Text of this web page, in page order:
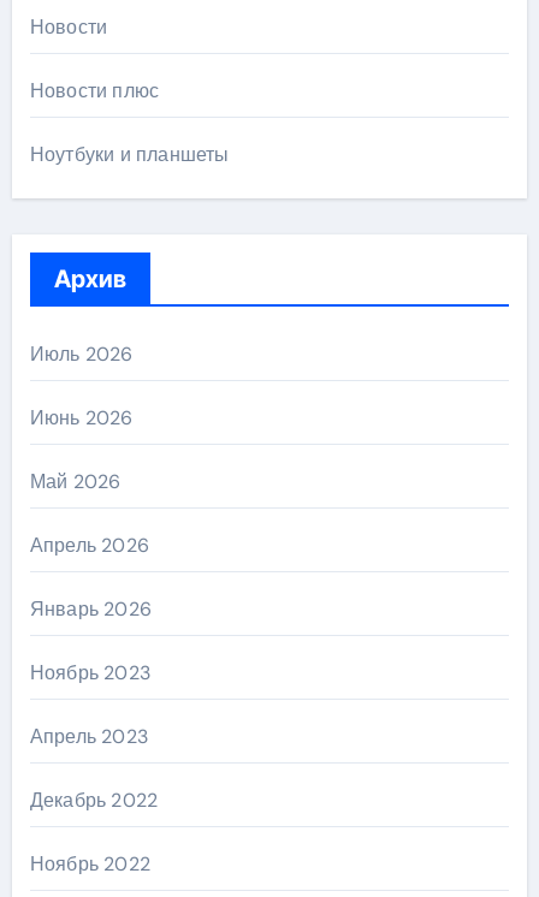
Новости
Новости плюс
Ноутбуки и планшеты
Архив
Июль 2026
Июнь 2026
Май 2026
Апрель 2026
Январь 2026
Ноябрь 2023
Апрель 2023
Декабрь 2022
Ноябрь 2022